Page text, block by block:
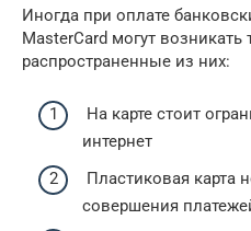
Иногда при оплате
MasterCard могут
распространенные из них:
На карте стоит
интернет
Пластиковая карта
совершения